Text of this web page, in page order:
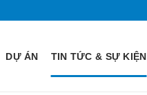
DỰ ÁN TIN TỨC & SỰ KIỆN